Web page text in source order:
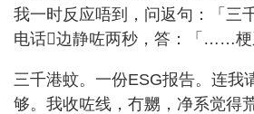
我一时反应唔到，问返句：「三
电话𠮶边静咗两秒，答：「……梗
三千港蚊。一份ESG报告。连我
够。我收咗线，冇嬲，净系觉得